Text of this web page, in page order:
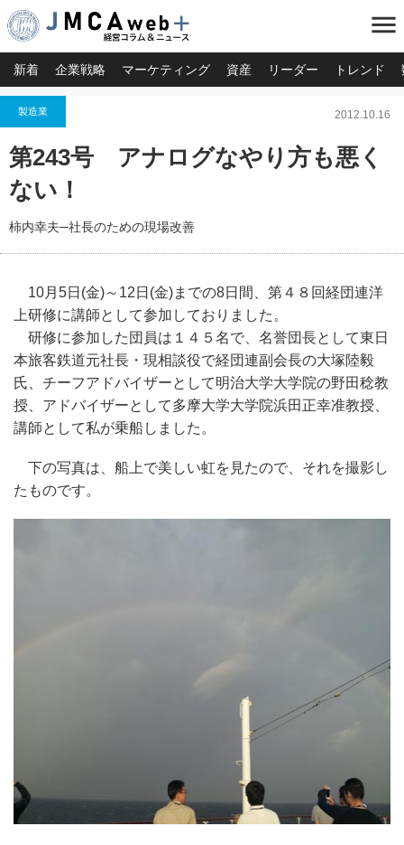
menu
新着 企業戦略 マーケティング 資産 リーダー トレンド
製造業 2012.10.16
第243号 アナログなやり方も悪く
ない！
柿内幸夫─社長のための現場改善
10月5日(金)～12日(金)までの8日間、第４８回経団連洋
上研修に講師として参加しておりました。
研修に参加した団員は１４５名で、名誉団長として東日
本旅客鉄道元社長・現相談役で経団連副会長の大塚陸毅
氏、チーフアドバイザーとして明治大学大学院の野田稔教
授、アドバイザーとして多摩大学大学院浜田正幸准教授、
講師として私が乗船しました。
下の写真は、船上で美しい虹を見たので、それを撮影し
たものです。